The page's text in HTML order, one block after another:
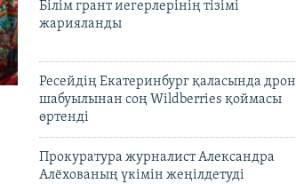
Білім грант иегерлерінің тізімі
жарияланды
Ресейдің Екатеринбург қаласында дрон
шабуылынан соң Wildberries қоймасы
өртенді
Прокуратура журналист Александра
Алёхованың үкімін жеңілдетуді